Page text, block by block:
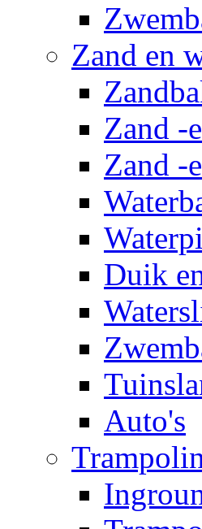
Zand en
Zand -
Zand -
Duik
Auto's